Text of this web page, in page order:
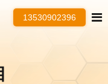
13530902396